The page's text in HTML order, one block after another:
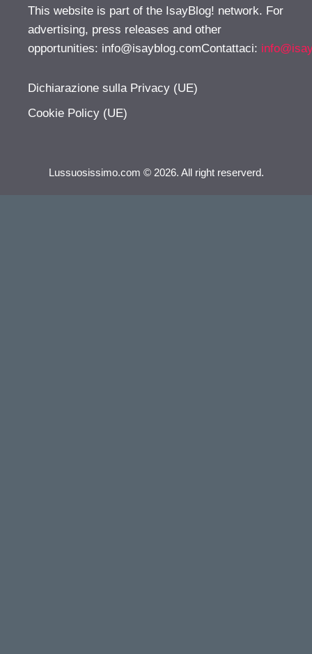
This website is part of the IsayBlog! network. For
advertising, press releases and other
opportunities: info@isayblog.comContattaci:
Dichiarazione sulla Privacy (UE)
Cookie Policy (UE)
Lussuosissimo.com © 2026. All right reserverd.